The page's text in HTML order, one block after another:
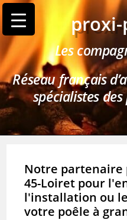
Les
Réseau français
spécialistes
Notre partenaire
45-Loiret pour
l'installation ou
votre poêle à